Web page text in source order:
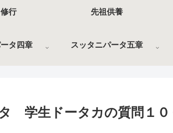
行 先祖供養
タ四章 スッタニパータ五章
学生ドータカの質問１０